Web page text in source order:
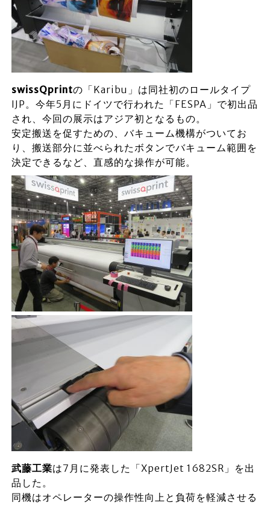
swissQprintの「Karibu」は同社初のロールタイプ
IJP。今年5月にドイツで行われた「FESPA」で初出品
され、今回の展示はアジア初となるもの。
安定搬送を促すための、バキューム機構がついてお
り、搬送部分に並べられたボタンでバキューム範囲を
決定できるなど、直感的な操作が可能。
武藤工業は7月に発表した「XpertJet 1682SR」を出
品した。
同機はオペレーターの操作性向上と負荷を軽減させる